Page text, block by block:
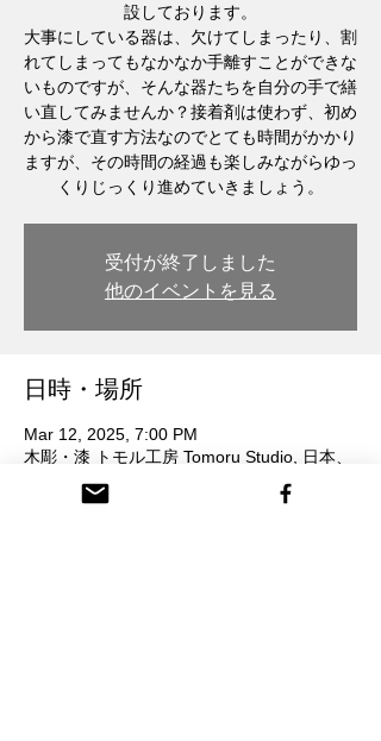
設しております。
大事にしている器は、欠けてしまったり、割
れてしまってもなかなか手離すことができな
いものですが、そんな器たちを自分の手で繕
い直してみませんか？接着剤は使わず、初め
から漆で直す方法なのでとても時間がかかり
ますが、その時間の経過も楽しみながらゆっ
くりじっくり進めていきましょう。
受付が終了しました
他のイベントを見る
日時・場所
Mar 12, 2025, 7:00 PM
木彫・漆 トモル工房 Tomoru Studio, 日本、
〒932-0217 富山県南砺市本町３丁目 26番